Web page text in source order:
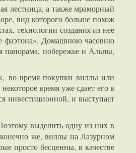
лестница, а также мраморный
вид которого больше похож
технологии создания из нее
фаэтона». Домашнюю часовню
панорама, побережье и Альпы,
во время покупки виллы или
время уже сдает его в
инвестиционной, и выступает
выделить одну из них в
же, виллы на Лазурном
просто бесценны, в качестве